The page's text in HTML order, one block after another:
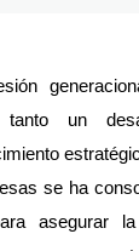
tanto un
se ha
asegurar